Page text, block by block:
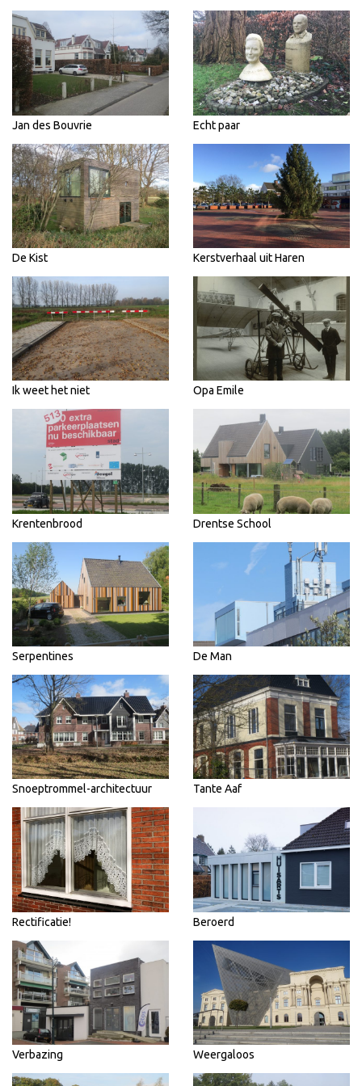
Jan des Bouvrie Echt paar
De Kist Kerstverhaal uit Haren
Ik weet het niet Opa Emile
Krentenbrood Drentse School
Serpentines De Man
Snoeptrommel-architectuur Tante Aaf
Rectificatie! Beroerd
Verbazing Weergaloos